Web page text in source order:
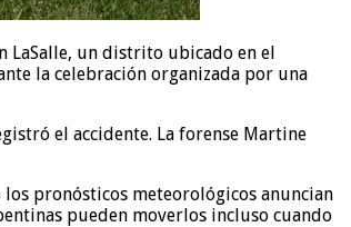
LaSalle, un distrito ubicado en el
la celebración organizada por una
el accidente. La forense Martine
pronósticos meteorológicos anuncian
pueden moverlos incluso cuando